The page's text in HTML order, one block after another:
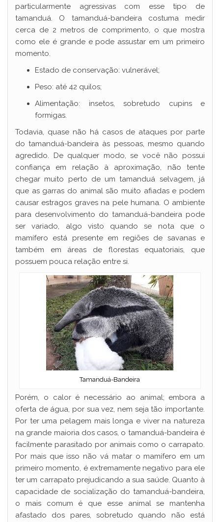
particularmente agressivas com esse tipo de
tamanduá. O tamanduá-bandeira costuma medir
cerca de 2 metros de comprimento, o que mostra
como ele é grande e pode assustar em um primeiro
momento.
Estado de conservação: vulnerável;
Peso: até 42 quilos;
Alimentação: insetos, sobretudo cupins e
formigas.
Todavia, quase não há casos de ataques por parte
do tamanduá-bandeira às pessoas, mesmo quando
agredido. De qualquer modo, se você não possui
confiança em relação à aproximação, não tente
chegar muito perto de um tamanduá selvagem, já
que as garras do animal são muito afiadas e podem
causar estragos graves na pele humana. O ambiente
para desenvolvimento do tamanduá-bandeira pode
ser variado, algo visto quando se nota que o
mamífero está presente em regiões de savanas e
também em áreas de florestas equatoriais, que
possuem pouca relação entre si.
Tamanduá-Bandeira
Porém, o calor é necessário ao animal; embora a
oferta de água, por sua vez, nem seja tão importante.
Por ter uma pelagem mais longa e viver na natureza
na grande maioria dos casos, o tamanduá-bandeira é
facilmente parasitado por animais como o carrapato.
Por mais que isso não vá matar o mamífero em um
primeiro momento, é extremamente negativo para ele
ter um carrapato prejudicando a sua saúde. Quanto à
capacidade de socialização do tamanduá-bandeira,
o mais comum é que esse animal se mantenha
afastado dos pares, sobretudo quando não está